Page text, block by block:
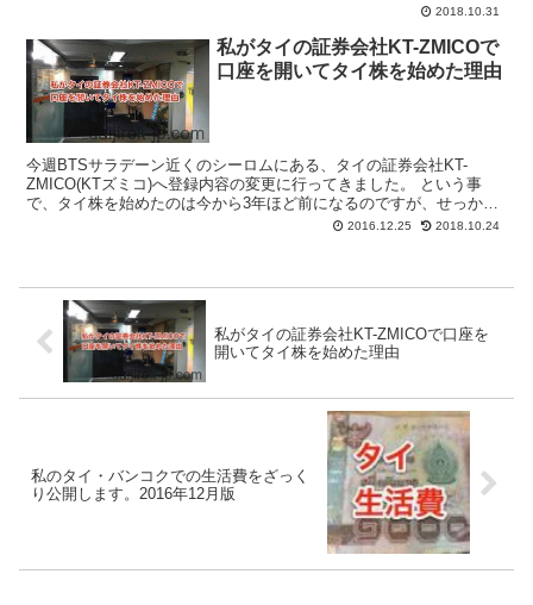
2018.10.31
私がタイの証券会社KT-ZMICOで
口座を開いてタイ株を始めた理由
今週BTSサラデーン近くのシーロムにある、タイの証券会社KT-
ZMICO(KTズミコ)へ登録内容の変更に行ってきました。 という事
で、タイ株を始めたのは今から3年ほど前になるのですが、せっかく
なので始めた理由等をブログに書いておこうと思いま...
2016.12.25 2018.10.24
私がタイの証券会社KT-ZMICOで口座を
開いてタイ株を始めた理由
私のタイ・バンコクでの生活費をざっく
り公開します。2016年12月版